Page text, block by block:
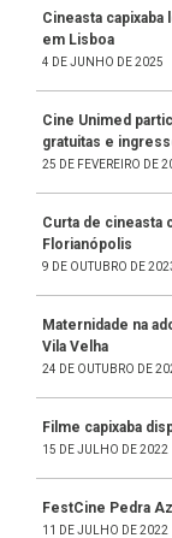
Cineasta
em Lisboa
4 DE JUNHO DE 2025
Cine Unimed
gratuitas e
25 DE FEVEREIRO DE
Curta de cineasta
Florianópolis
9 DE OUTUBRO DE
Maternidade na
Vila Velha
24 DE OUTUBRO DE
Filme capixaba
15 DE JULHO DE 2022
FestCine Pedra
11 DE JULHO DE 2022